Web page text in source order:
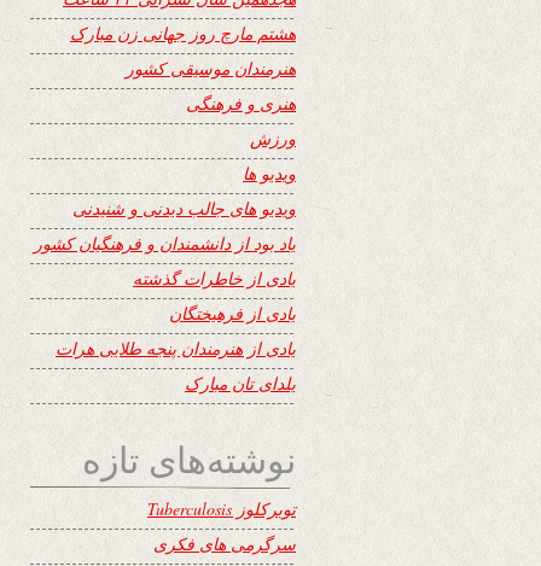
هشتم مارچ روز جهانی زن مبارک
هنرمندان موسیقی کشور
هنری و فرهنگی
ورزش
ویدیو ها
ویدیو های جالب دیدنی و شنیدنی
یاد بود از دانشمندان و فرهنگیان کشور
یادی از خاطرات گذشته
یادی از فرهیختگان
یادی از هنرمندان پنجه طلایی هرات
یلدای تان مبارک
نوشته‌های تازه
توبرکلوز Tuberculosis
سرگرمی های فکری